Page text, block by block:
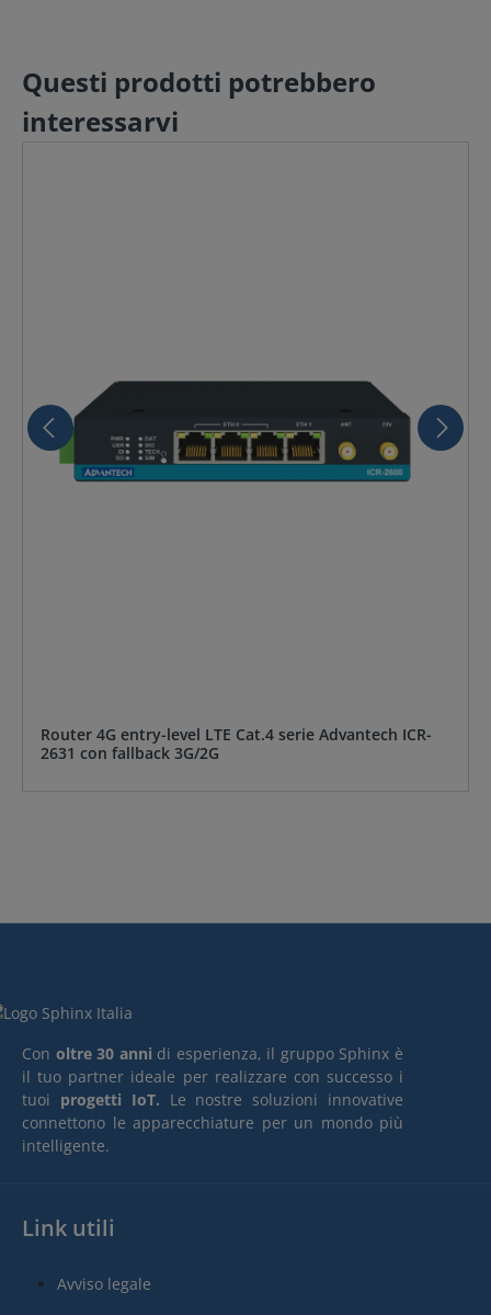
Questi prodotti potrebbero
interessarvi
Router 4G entry-level LTE Cat.4 serie Advantech ICR-
2631 con fallback 3G/2G
Con oltre 30 anni di esperienza, il gruppo Sphinx è
il tuo partner ideale per realizzare con successo i
tuoi progetti IoT. Le nostre soluzioni innovative
connettono le apparecchiature per un mondo più
intelligente.
Link utili
Avviso legale